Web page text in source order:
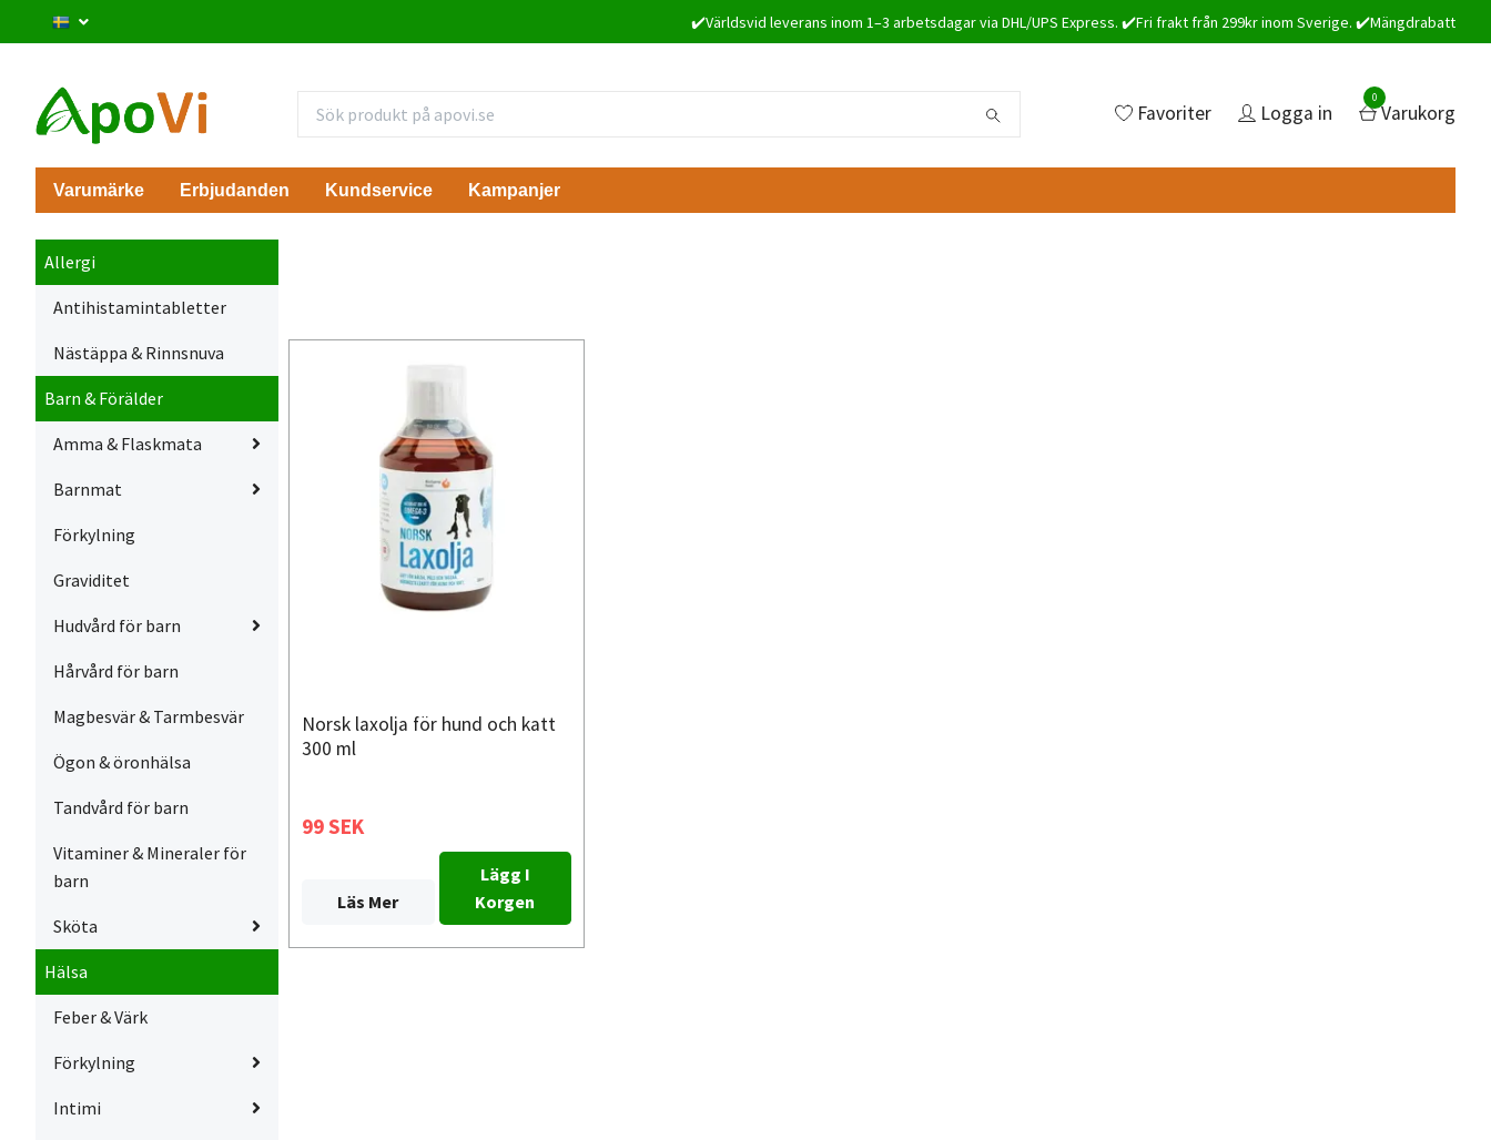
✔️Världsvid leverans inom 1–3 arbetsdagar via DHL/UPS Express. ✔️Fri frakt från 299kr inom Sverige. ✔️Mängdrabatt
Favoriter Logga in
0
Varukorg
Varumärke Erbjudanden Kundservice Kampanjer
Allergi
Antihistamintabletter
Nästäppa & Rinnsnuva
Barn & Förälder
Amma & Flaskmata
Barnmat
Förkylning
Graviditet
Hudvård för barn
Hårvård för barn
Magbesvär & Tarmbesvär
Ögon & öronhälsa
Tandvård för barn
Vitaminer & Mineraler för
barn
Sköta
Hälsa
Feber & Värk
Förkylning
Intimi
Norsk laxolja för hund och katt
300 ml
99 SEK
Läs Mer
Lägg I
Korgen